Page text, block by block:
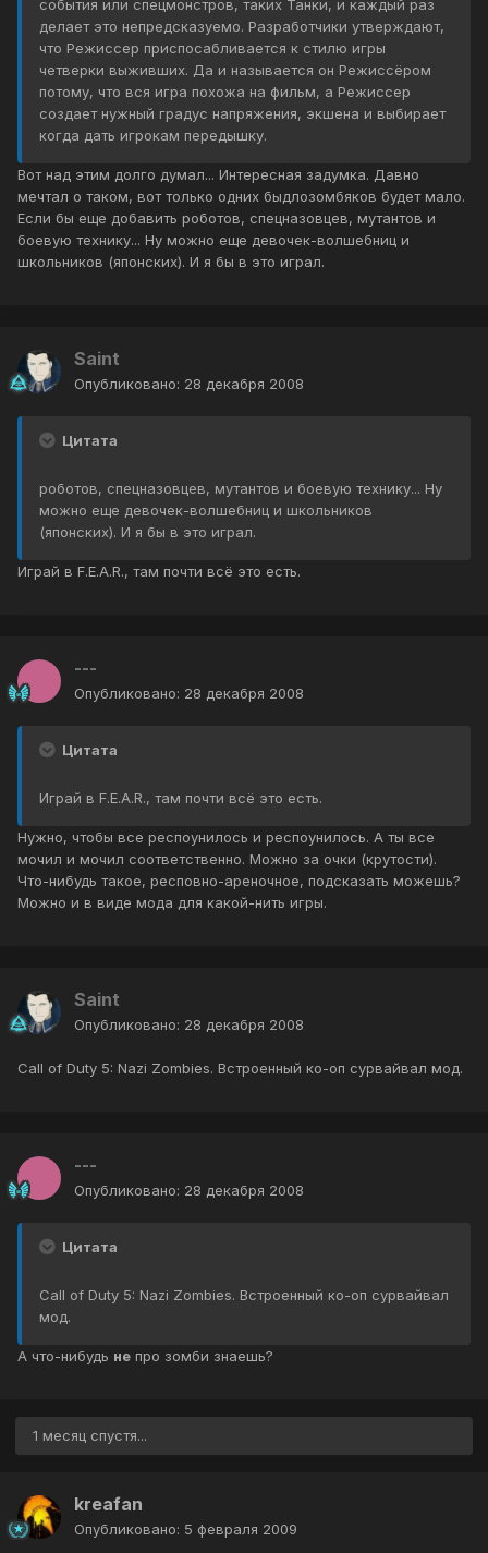
события или спецмонстров, таких Танки, и каждый раз
делает это непредсказуемо. Разработчики утверждают,
что Режиссер приспосабливается к стилю игры
четверки выживших. Да и называется он Режиссёром
потому, что вся игра похожа на фильм, а Режиссер
создает нужный градус напряжения, экшена и выбирает
когда дать игрокам передышку.
Вот над этим долго думал... Интересная задумка. Давно
мечтал о таком, вот только одних быдлозомбяков будет мало.
Если бы еще добавить роботов, спецназовцев, мутантов и
боевую технику... Ну можно еще девочек-волшебниц и
школьников (японских). И я бы в это играл.
Saint
Опубликовано: 28 декабря 2008
Цитата
роботов, спецназовцев, мутантов и боевую технику... Ну
можно еще девочек-волшебниц и школьников
(японских). И я бы в это играл.
Играй в F.E.A.R., там почти всё это есть.
---
Опубликовано: 28 декабря 2008
Цитата
Играй в F.E.A.R., там почти всё это есть.
Нужно, чтобы все респоунилось и респоунилось. А ты все
мочил и мочил соответственно. Можно за очки (крутости).
Что-нибудь такое, респовно-ареночное, подсказать можешь?
Можно и в виде мода для какой-нить игры.
Saint
Опубликовано: 28 декабря 2008
Call of Duty 5: Nazi Zombies. Встроенный ко-оп сурвайвал мод.
---
Опубликовано: 28 декабря 2008
Цитата
Call of Duty 5: Nazi Zombies. Встроенный ко-оп сурвайвал
мод.
А что-нибудь не про зомби знаешь?
1 месяц спустя...
kreafan
Опубликовано: 5 февраля 2009